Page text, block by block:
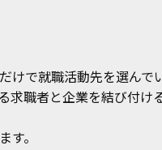
けで就職活動先を選んで
職者と企業を結び付け
。